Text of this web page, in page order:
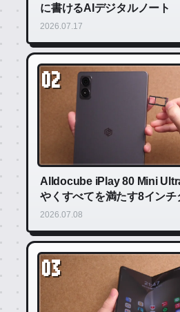
に書けるAIデジタルノート
2026.07.17
02
Alldocube iPlay 80 Mini
やくすべてを満たす8インチ
2026.07.08
03